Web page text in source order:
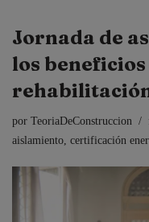
Jornada de
los beneficios
por TeoriaDeConstruccion
aislamiento, certificación